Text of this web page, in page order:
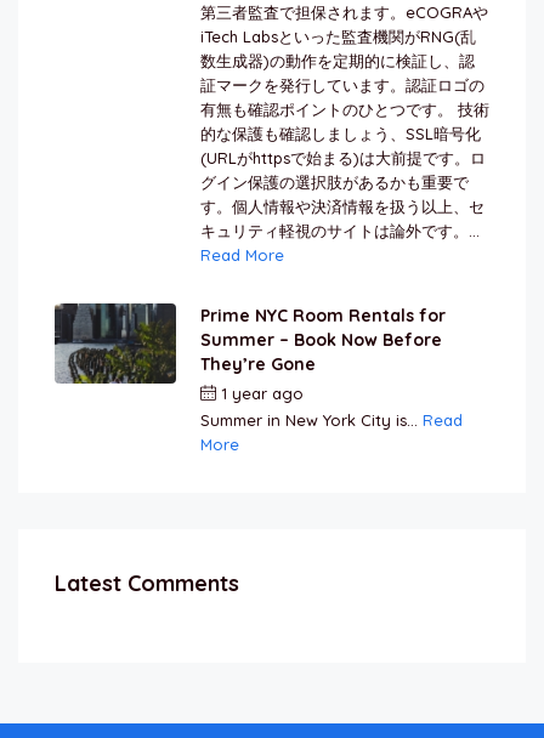
第三者監査で担保されます。eCOGRAや
iTech Labsといった監査機関がRNG(乱
数生成器)の動作を定期的に検証し、認
証マークを発行しています。認証ロゴの
有無も確認ポイントのひとつです。 技術
的な保護も確認しましょう、SSL暗号化
(URLがhttpsで始まる)は大前提です。ロ
グイン保護の選択肢があるかも重要で
す。個人情報や決済情報を扱う以上、セ
キュリティ軽視のサイトは論外です。...
Read More
Prime NYC Room Rentals for
Summer – Book Now Before
They’re Gone
1 year ago
Summer in New York City is... Read
More
Latest Comments